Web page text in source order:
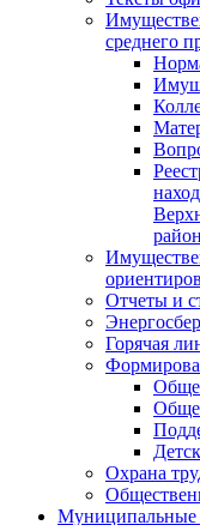
среднего
Отчеты и
Горячая
Охрана
Муниципальные